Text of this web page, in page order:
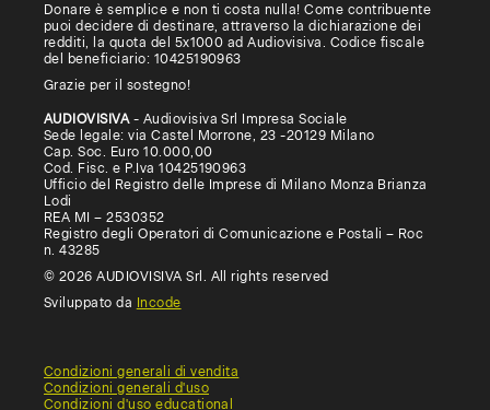
Donare è semplice e non ti costa nulla! Come contribuente
puoi decidere di destinare, attraverso la dichiarazione dei
redditi, la quota del 5x1000 ad Audiovisiva. Codice fiscale
del beneficiario: 10425190963
Grazie per il sostegno!
AUDIOVISIVA- Audiovisiva Srl Impresa Sociale
Sede legale: via Castel Morrone, 23 -20129 Milano
Cap. Soc. Euro 10.000,00
Cod. Fisc. e P.Iva 10425190963
Ufficio del Registro delle Imprese di Milano Monza Brianza
Lodi
REA MI – 2530352
Registro degli Operatori di Comunicazione e Postali – Roc
n. 43285
© 2026 AUDIOVISIVA Srl. All rights reserved
Sviluppato da Incode
Condizioni generali di vendita
Condizioni generali d'uso
Condizioni d'uso educational